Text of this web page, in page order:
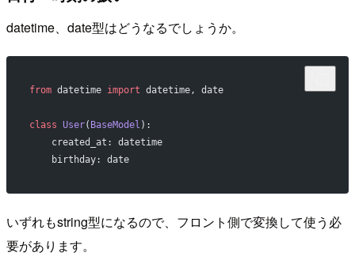
datetime、date型はどうなるでしょうか。
from datetime import datetime, date
class User( BaseModel ):
    created_at: datetime
    birthday: date
いずれもstring型になるので、フロント側で変換して使う必
要があります。